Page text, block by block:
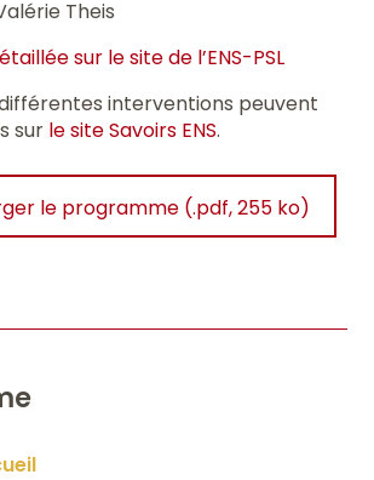
Theis
sur le site de l’ENS-PSL
différentes interventions peuvent
sur le site Savoirs ENS.
le programme (.pdf, 255 ko)